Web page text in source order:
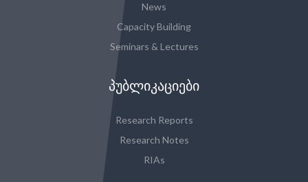
News
Capacity Building
Seminars & Lectures
ᲞᲣᲑᲚᲘᲙᲐᲪᲘᲔᲑᲘ
Research Reports
Research Notes
RIAs